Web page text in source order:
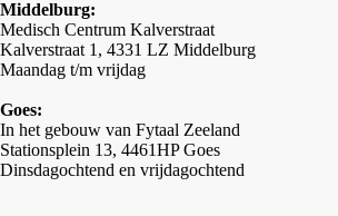
Middelburg:
Medisch Centrum Kalverstraat
Kalverstraat 1, 4331 LZ Middelburg
Maandag t/m vrijdag
Goes:
In het gebouw van Fytaal Zeeland
Stationsplein 13, 4461HP Goes
Dinsdagochtend en vrijdagochtend